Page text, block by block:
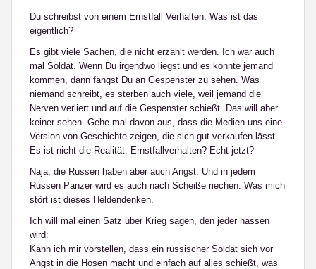
Du schreibst von einem Ernstfall Verhalten: Was ist das
eigentlich?
Es gibt viele Sachen, die nicht erzählt werden. Ich war auch
mal Soldat. Wenn Du irgendwo liegst und es könnte jemand
kommen, dann fängst Du an Gespenster zu sehen. Was
niemand schreibt, es sterben auch viele, weil jemand die
Nerven verliert und auf die Gespenster schießt. Das will aber
keiner sehen. Gehe mal davon aus, dass die Medien uns eine
Version von Geschichte zeigen, die sich gut verkaufen lässt.
Es ist nicht die Realität. Ernstfallverhalten? Echt jetzt?
Naja, die Russen haben aber auch Angst. Und in jedem
Russen Panzer wird es auch nach Scheiße riechen. Was mich
stört ist dieses Heldendenken.
Ich will mal einen Satz über Krieg sagen, den jeder hassen
wird:
Kann ich mir vorstellen, dass ein russischer Soldat sich vor
Angst in die Hosen macht und einfach auf alles schießt, was